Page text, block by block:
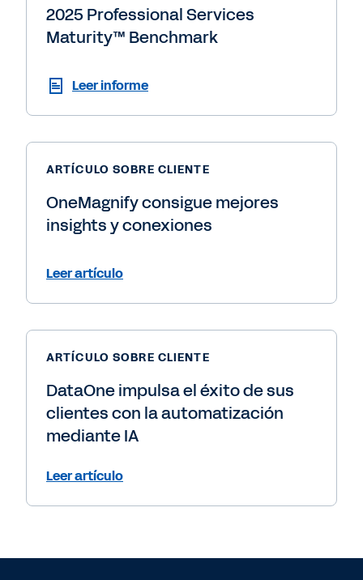
2025 Professional Services
Maturity™ Benchmark
Leer informe
ARTÍCULO SOBRE CLIENTE
OneMagnify consigue mejores
insights y conexiones
Leer artículo
ARTÍCULO SOBRE CLIENTE
DataOne impulsa el éxito de sus
clientes con la automatización
mediante IA
Leer artículo